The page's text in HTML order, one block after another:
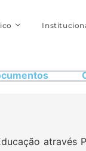
através